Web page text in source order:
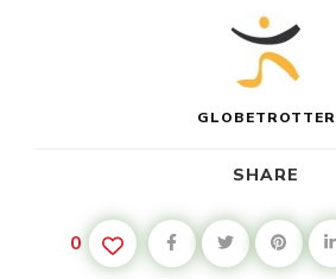
GLOBETROTTER
SHARE
0